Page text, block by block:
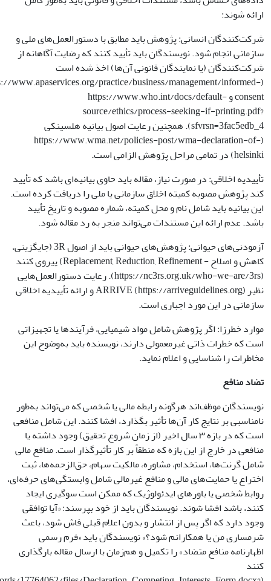
ارائه شوند:
شرکت‌کنندگان انسانی: پژوهش باید مطابق با دستورالعمل‌های ملی و
سازمانی انجام شود. نویسندگان باید تأیید کنند که رضایت آگاهانه از
شرکت‌کنندگان (یا نمایندگان قانونی آن‌ها) اخذ شده است
www.apaservices.org/practice/business/management/informed-
consent و https://www.who.int/docs/default-
source/ethics/process-seeking-if-printing.pdf?
sfvrsn=3fac5edb_4). همچنین رعایت اصول بیانیه هلسینکی
(https://www.wma.net/policies-post/wma-declaration-of-
helsinki) در تمامی مراحل پژوهش الزامی است.
تأییدیه اخلاقی: در صورت نیاز، مقاله باید حاوی بیانیه‌ای باشد که تأیید
کند پژوهش مصوبه کمیته اخلاق سازمانی یا ملی را دریافت کرده است.
این بیانیه باید شامل نام و محل کمیته، شماره مصوبه و تاریخ تأیید
باشد. عدم ارائه این مستندات می‌تواند منجر به رد مقاله شود.
آزمودنی‌های حیوانی: پژوهش‌های حیوانی باید از اصول 3R (جایگزینی،
کاهش و اصلاح - Replacement, Reduction, Refinement) پیروی کنند
(https://nc3rs.org.uk/who-we-are/3rs). رعایت دستورالعمل‌هایی
نظیر ARRIVE (https://arriveguidelines.org) و ارائه تأییدیه اخلاقی
سازمانی در این مورد اجباری است.
موارد خطرزا: اگر پژوهش شامل مواد شیمیایی، فرآیندها یا تجهیزاتی
است که خطرات ذاتی غیرمعمولی دارند، نویسنده باید به‌وضوح این
مخاطرات را شناسایی و اعلام نماید.
تضاد منافع
نویسندگان موظف‌اند هرگونه رابطه مالی یا شخصی که می‌تواند به‌طور
نامناسبی بر نتایج کار آن‌ها تأثیر بگذارد، افشا کنند. این شامل منافعی
است که در بازه ۳ سال اخیر (از زمان شروع تحقیق) وجود داشته یا
منافعی در خارج از این بازه که منطقاً بر کار تأثیرگذار است. منافع مالی
شامل گرنت‌ها، استخدام، مشاوره، مالکیت سهام، حق‌الزحمه‌ها، ثبت
اختراع یا حمایت‌های مالی و منافع غیرمالی شامل وابستگی‌های حرفه‌ای،
روابط شخصی یا باورهای ایدئولوژیک که ممکن است سوگیری ایجاد
کنند، باشد افشا شوند. نویسندگان باید از خود بپرسند: «آیا توافقی
وجود دارد که اگر پس از انتشار و بدون اعلام قبلی فاش شود، باعث
شرمساری من یا همکارانم شود؟» نویسندگان باید «فرم رسمی
اظهارنامه منافع متضاد» را تکمیل و هم‌زمان با ارسال مقاله بارگذاری
کنند